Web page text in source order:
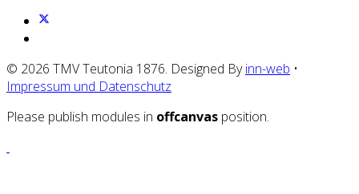
© 2026 TMV Teutonia 1876. Designed Byinn-web •
Impressum und Datenschutz
Please publish modules in offcanvas position.